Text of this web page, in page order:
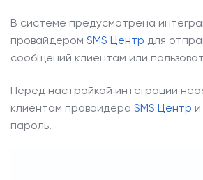
В системе предусмотрена
провайдером SMS Центр для
сообщений клиентам или
Перед настройкой интеграции
клиентом провайдера SMS Центр
пароль.